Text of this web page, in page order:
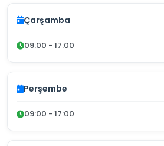
Çarşamba
09:00 - 17:00
Perşembe
09:00 - 17:00